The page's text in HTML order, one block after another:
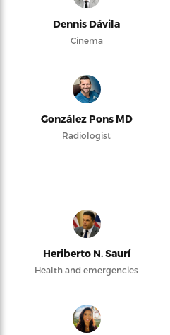
Dennis Dávila
Cinema
González Pons MD
Radiologist
Heriberto N. Saurí
Health and emergencies